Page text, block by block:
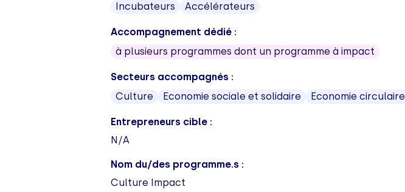
Incubateurs
Accélérateurs
Accompagnement dédié :
à plusieurs programmes dont un programme à impact
Secteurs accompagnés :
Culture
Economie sociale et solidaire Economie circulaire
Entrepreneurs cible :
N/A
Nom du/des programme.s :
Culture Impact